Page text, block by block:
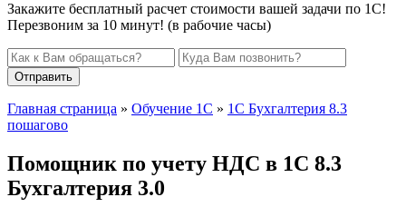
Закажите бесплатный расчет стоимости вашей задачи по 1С!
Перезвоним за 10 минут! (в рабочие часы)
Отправить
Главная страница » Обучение 1С » 1С Бухгалтерия 8.3
пошагово
Помощник по учету НДС в 1С 8.3
Бухгалтерия 3.0